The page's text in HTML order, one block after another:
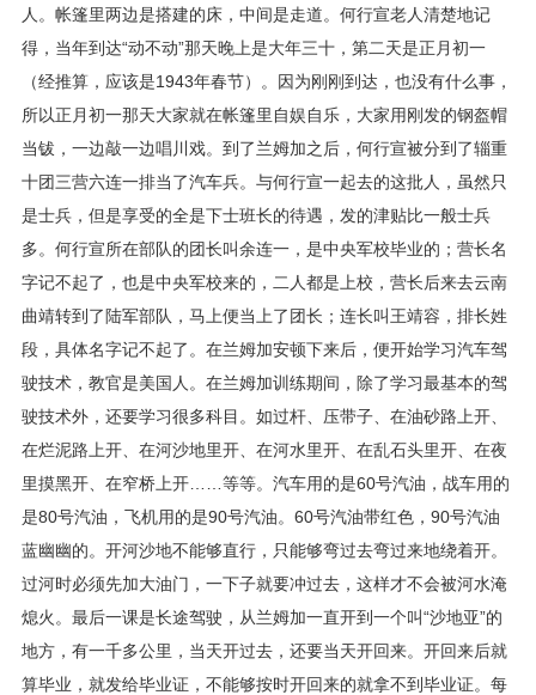
人。帐篷里两边是搭建的床，中间是走道。何行宣老人清楚地记
得，当年到达“动不动”那天晚上是大年三十，第二天是正月初一
（经推算，应该是1943年春节）。因为刚刚到达，也没有什么事，
所以正月初一那天大家就在帐篷里自娱自乐，大家用刚发的钢盔帽
当钹，一边敲一边唱川戏。到了兰姆加之后，何行宣被分到了辎重
十团三营六连一排当了汽车兵。与何行宣一起去的这批人，虽然只
是士兵，但是享受的全是下士班长的待遇，发的津贴比一般士兵
多。何行宣所在部队的团长叫余连一，是中央军校毕业的；营长名
字记不起了，也是中央军校来的，二人都是上校，营长后来去云南
曲靖转到了陆军部队，马上便当上了团长；连长叫王靖容，排长姓
段，具体名字记不起了。在兰姆加安顿下来后，便开始学习汽车驾
驶技术，教官是美国人。在兰姆加训练期间，除了学习最基本的驾
驶技术外，还要学习很多科目。如过杆、压带子、在油砂路上开、
在烂泥路上开、在河沙地里开、在河水里开、在乱石头里开、在夜
里摸黑开、在窄桥上开……等等。汽车用的是60号汽油，战车用的
是80号汽油，飞机用的是90号汽油。60号汽油带红色，90号汽油
蓝幽幽的。开河沙地不能够直行，只能够弯过去弯过来地绕着开。
过河时必须先加大油门，一下子就要冲过去，这样才不会被河水淹
熄火。最后一课是长途驾驶，从兰姆加一直开到一个叫“沙地亚”的
地方，有一千多公里，当天开过去，还要当天开回来。开回来后就
算毕业，就发给毕业证，不能够按时开回来的就拿不到毕业证。每